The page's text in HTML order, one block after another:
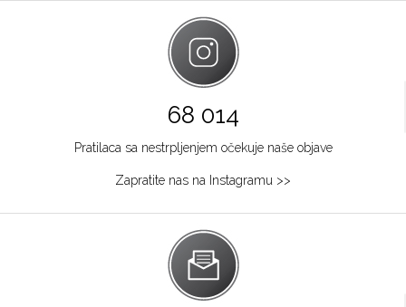
68 014
Pratilaca sa nestrpljenjem očekuje naše objave
Zapratite nas na Instagramu >>